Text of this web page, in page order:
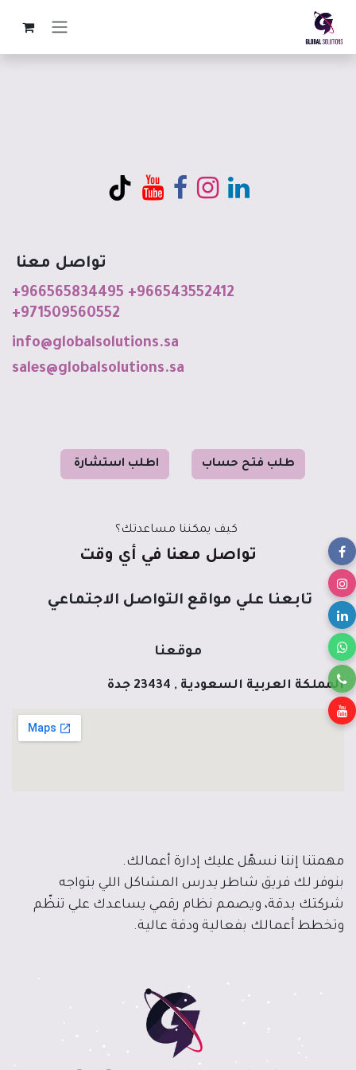
تخطي للذهاب إلى المحتوى
تواصل معنا
+966565834495 +966543552412
+971509560552
info@globalsolutions.sa
sales@globalsolutions.sa
طلب فتح حساب اطلب استشارة
كيف يمكننا مساعدتك؟
تواصل معنا في أي وقت
تابعنا علي مواقع التواصل الاجتماعي
موقعنا
المملكة العربية السعودية , 23434 جدة
مهمتنا إننا نسهّل عليك إدارة أعمالك.
بنوفر لك فريق شاطر يدرس المشاكل اللي بتواجه
شركتك بدقة، ويصمم نظام رقمي يساعدك علي تنظّم
وتخطط أعمالك بفعالية ودقة عالية.